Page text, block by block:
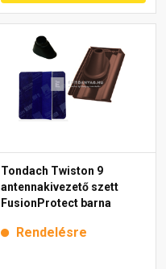
Tondach Twiston 9
antennakivezető szett
FusionProtect barna
Rendelésre